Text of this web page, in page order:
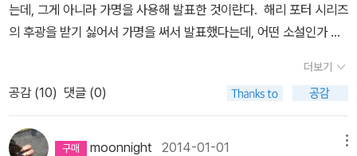
장을 할 수가 있다는 사실을 보여줍니다. 사건의 구성에서 등장을 하
는 범인을 찾아가는 과정에서 보여주고 있는 장면들은 이미 죽어있는
의 내면의 모습에는 관심이 없는 인물들이라는 사실을 통하여서 인기
에 대하여서 보여주고 있다고 생각을 합니다.
는데, 그게 아니라 가명을 사용해 발표한 것이란다. 해리 포터 시리즈
의 후광을 받기 싫어서 가명을 써서 발표했다는데, 어떤 소설인가 궁
스 지음, 김선형 옮김 / 문학수첩 / 2014년 11월 [실크웜] 1,2권은
예약판매중이고 동시에 구매하면 예쁜 머그컵까지 준다는데 머그컵
디자인도 마음에 든다. [실크웜]은 [쿠쿠스 콜링]을 잇는 '코모란 스
트라이크 시리즈' 두 번째 이야기라서 이 책을 읽기 전에 [쿠쿠스 콜
더보기
공감 (10) 댓글 (0)
moonnight 2014-01-01